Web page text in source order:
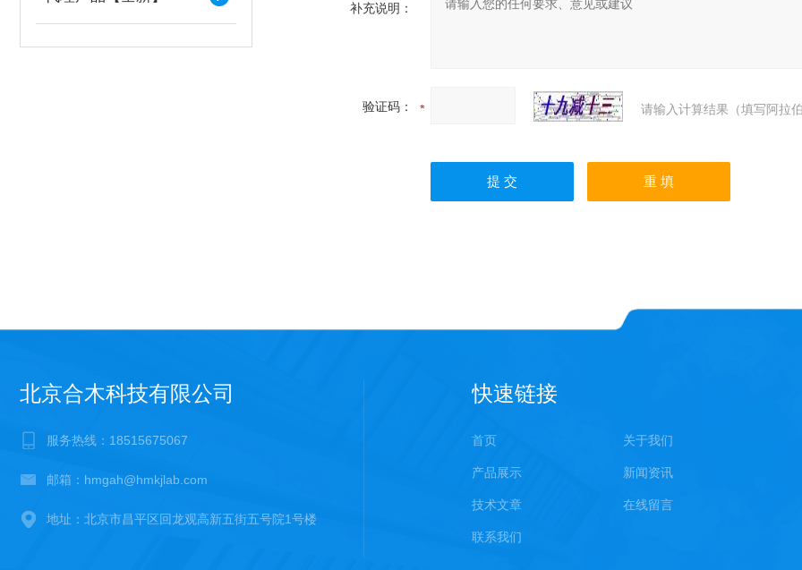
补充说明：
验证码： 请输入计算结果（填写阿拉
北京合木科技有限公司
服务热线：18515675067
邮箱：hmgah@hmkjlab.com
地址：北京市昌平区回龙观高新五街五号院1号楼
快速链接
首页 关于我们
产品展示 新闻资讯
技术文章 在线留言
联系我们